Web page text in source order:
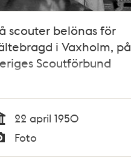
scouter belönas för
i Vaxholm, på
Scoutförbund
22 april 1950
Foto